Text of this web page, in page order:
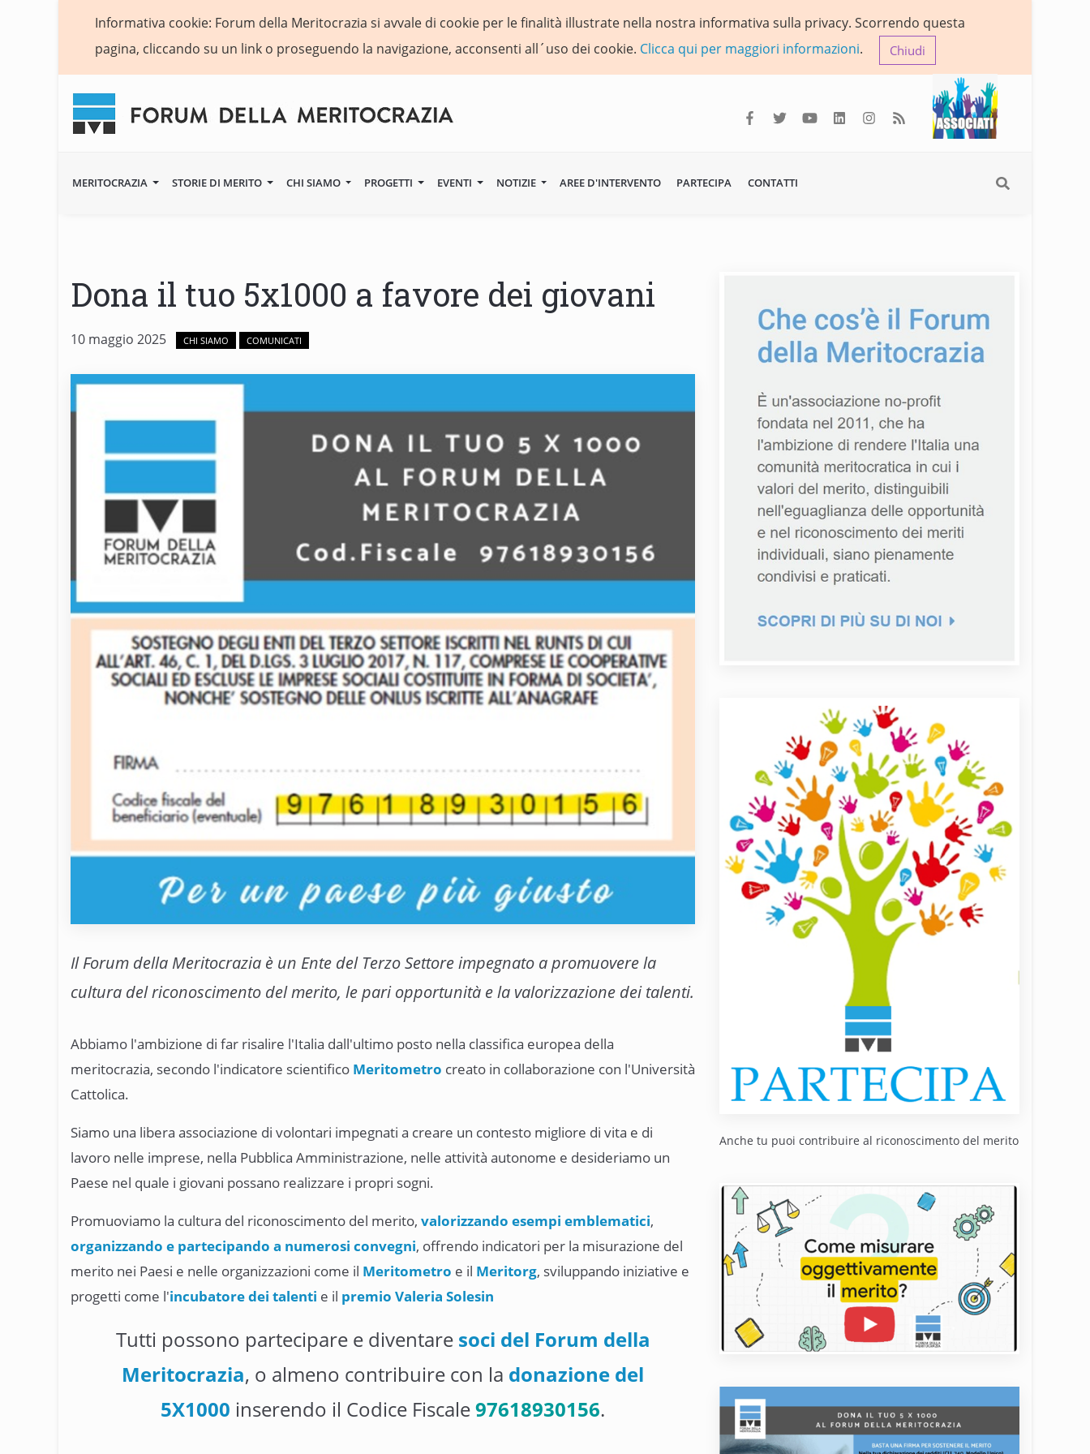
Informativa cookie: Forum della Meritocrazia si avvale di cookie per le finalità illustrate nella nostra informativa sulla privacy. Scorrendo questa
pagina, cliccando su un link o proseguendo la navigazione, acconsenti all´uso dei cookie. Clicca qui per maggiori informazioni. Chiudi
MERITOCRAZIA STORIE DI MERITO CHI SIAMO PROGETTI EVENTI NOTIZIE AREE D'INTERVENTO PARTECIPA CONTATTI
Dona il tuo 5x1000 a favore dei giovani
10 maggio 2025 CHI SIAMO COMUNICATI
Il Forum della Meritocrazia è un Ente del Terzo Settore impegnato a promuovere la
cultura del riconoscimento del merito, le pari opportunità e la valorizzazione dei talenti.
Abbiamo l'ambizione di far risalire l'Italia dall'ultimo posto nella classifica europea della
meritocrazia, secondo l'indicatore scientifico Meritometro creato in collaborazione con l'Università
Cattolica.
Siamo una libera associazione di volontari impegnati a creare un contesto migliore di vita e di
lavoro nelle imprese, nella Pubblica Amministrazione, nelle attività autonome e desideriamo un
Paese nel quale i giovani possano realizzare i propri sogni.
Promuoviamo la cultura del riconoscimento del merito, valorizzando esempi emblematici,
organizzando e partecipando a numerosi convegni, offrendo indicatori per la misurazione del
merito nei Paesi e nelle organizzazioni come il Meritometro e il Meritorg, sviluppando iniziative e
progetti come l'incubatore dei talenti e il premio Valeria Solesin
Tutti possono partecipare e diventare soci del Forum della
Meritocrazia, o almeno contribuire con la donazione del
5X1000 inserendo il Codice Fiscale97618930156.
Anche tu puoi contribuire al riconoscimento del merito